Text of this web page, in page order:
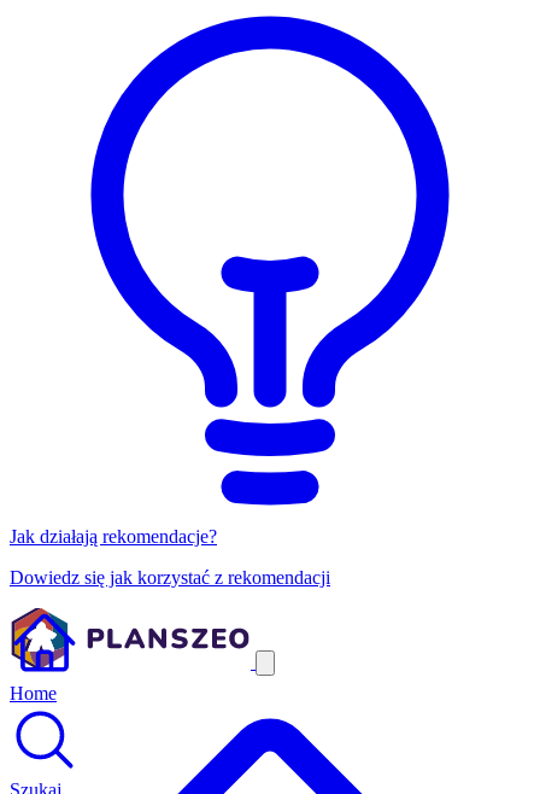
Jak działają rekomendacje?
Dowiedz się jak korzystać z rekomendacji
Home
Szukaj